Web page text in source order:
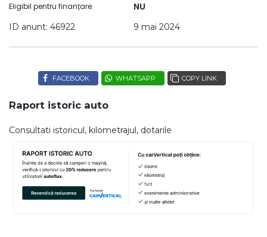
Eligibil pentru finanțare: NU
ID anunt: 46922 9 mai 2024
FACEBOOK WHATSAPP COPY LINK
Raport istoric auto
Consultati istoricul, kilometrajul, dotarile